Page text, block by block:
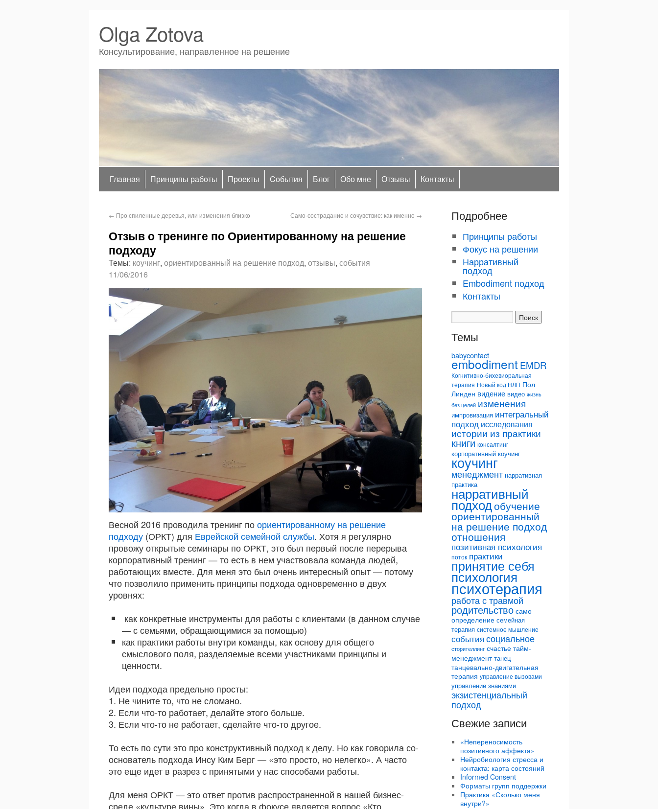
Olga Zotova
Консультирование, направленное на решение
Главная Принципы работы Проекты Cобытия Блог Обо мне Отзывы Контакты
← Про спиленные деревья, или изменения близко Само-сострадание и сочувствие: как именно →
Отзыв о тренинге по Ориентированному на решение
подходу
Темы: коучинг, ориентированный на решение подход, отзывы, события
11/06/2016
Весной 2016 проводила тренинг поориентированному на решение
подходу (ОРКТ) для Еврейской семейной службы. Хотя я регулярно
провожу открытые семинары по ОРКТ, это был первый после перерыва
корпоративный тренинг — то есть в нем участвовала команда людей,
работающих вместе. Для меня это был очень интересный опыт — потому
что позволило применить принципы подхода одновременно в двух
уровнях:
как конкретные инструменты для работы с клиентами (в данном случае
— с семьями, обращающимися за помощью)
как практики работы внутри команды, как основу для общего
смыслового поля, разделяемые всеми участниками принципы и
ценности.
Идеи подхода предельно просты:
1. Не чините то, что не сломано.
2. Если что-то работает, делайте этого больше.
3. Если что-то не работает, сделайте что-то другое.
То есть по сути это про конструктивный подход к делу. Но как говорила со-
основатель подхода Инсу Ким Берг — «это просто, но нелегко». А часто
это еще идет в разрез с принятыми у нас способами работы.
Для меня ОРКТ — это ответ против распространенной в нашей бизнес-
среде «культуре вины». Это когда в фокусе является вопрос «Кто
Подробнее
Принципы работы
Фокус на решении
Нарративный
подход
Embodiment подход
Контакты
Темы
babycontact
embodimentEMDR
Когнитивно-бихевиоральная
терапия Новый код НЛП Пол
Линден видение видео жизнь
без целей изменения
импровизация интегральный
подход исследования
истории из практики
книги консалтинг
корпоративный коучинг
коучинг
менеджмент нарративная
практика
нарративный
подходобучение
ориентированный
на решение подход
отношения
позитивная психология
поток практики
принятие себя
психология
психотерапия
работа с травмой
родительство само-
определение семейная
терапия системное мышление
события социальное
сторителлинг счастье тайм-
менеджмент танец
танцевально-двигательная
терапия управление вызовами
управление знаниями
экзистенциальный
подход
Свежие записи
«Непереносимость
позитивного аффекта»
Нейробиология стресса и
контакта: карта состояний
Informed Consent
Форматы групп поддержки
Практика «Сколько меня
внутри?»